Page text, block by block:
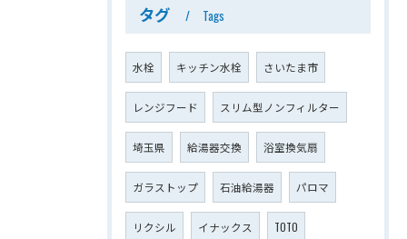
タグ Tags
水栓 キッチン水栓 さいたま市
レンジフード スリム型ノンフィルター
埼玉県 給湯器交換 浴室換気扇
ガラストップ 石油給湯器 パロマ
リクシル イナックス TOTO